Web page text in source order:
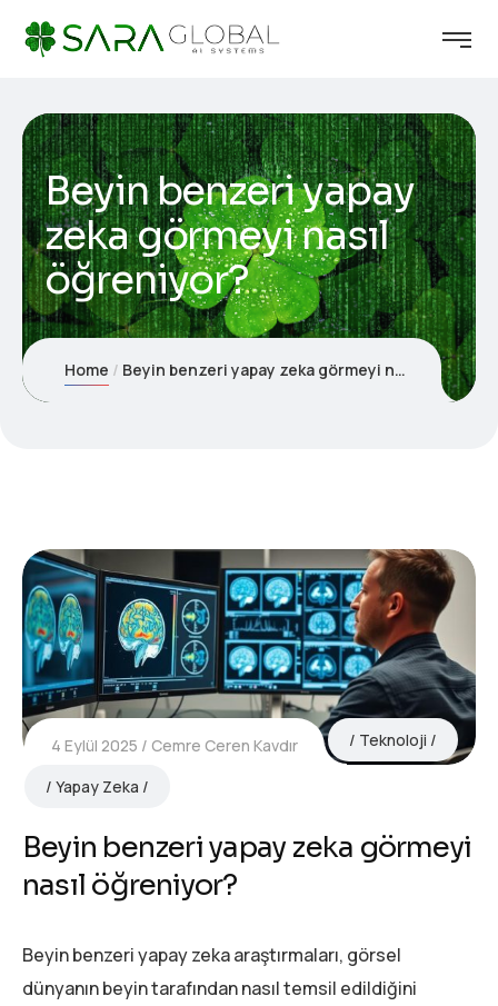
Beyin benzeri yapay
zeka görmeyi nasıl
öğreniyor?
Home Beyin benzeri yapay zeka görmeyi nasıl öğreniyor?
4 Eylül 2025 Cemre Ceren Kavdır Teknoloji
Yapay Zeka
Beyin benzeri yapay zeka görmeyi
nasıl öğreniyor?
Beyin benzeri yapay zeka araştırmaları, görsel
dünyanın beyin tarafından nasıl temsil edildiğini